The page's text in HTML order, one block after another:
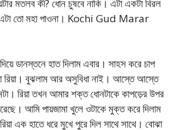
মতলব কী? ধোন চুষবে নাকি। এটা একটা বিরল
এটা তো মহা পাওনা। Kochi Gud Marar
ডানস্তনে হাত দিলাম এবার। সাহস করে চাপ
রিয়া। বুঝলাম আর অসুবিধা নাই। আস্তে আস্তে
রিয়া তখন আমার শক্ত ধোনটাকে কাপড়ের উপর
আমি পায়জামা খুলে ওটাকে মুক্ত করে দিলাম
এক হাতে ধরে মুখে পুরে দিল সাথে সাথে। বোঝা